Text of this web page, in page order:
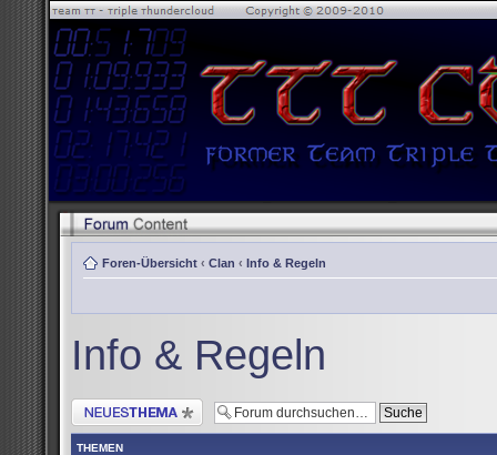
Foren-Übersicht ‹ Clan ‹ Info & Regeln
Info & Regeln
Neues Thema erstellen
THEMEN